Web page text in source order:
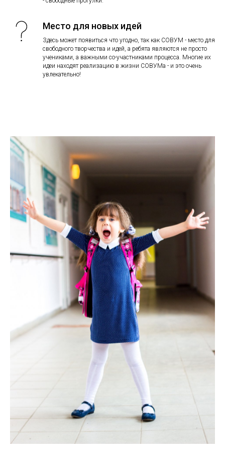
Место для новых идей
Здесь может появиться что угодно, так как СОВУМ - место для
свободного творчества и идей, а ребята являются не просто
учениками, а важными со-участниками процесса. Многие их
идеи находят реализацию в жизни СОВУМа - и это очень
увлекательно!